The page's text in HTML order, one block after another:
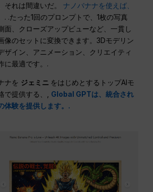
それは間違いだ。ナノバナナを使えば、
. .たった1回のプロンプトで、1枚の写真
面、クローズアップビューなど、一貫し
像のセットに変換できます。3Dモデリン
ザイン、アニメーション、クリエイティ
に最適です。.
ナを ジェミニ をはじめとするトップAIモ
で提供する、, Global GPTは、統合され
体験を提供します。.